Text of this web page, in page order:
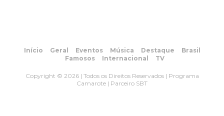
Início Geral Eventos Música Destaque
Brasil
Famosos
Internacional TV
Copyright © 2026 | Todos os Direitos Reservados | Programa
Camarote | Parceiro SBT